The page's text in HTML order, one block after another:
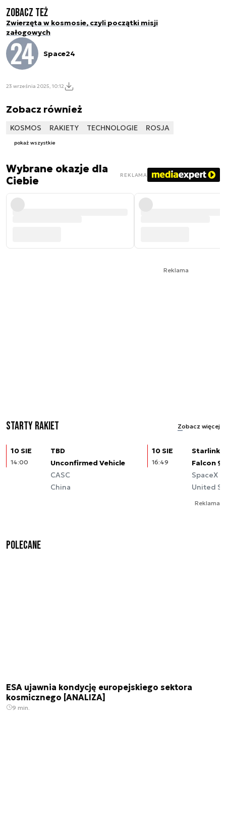
Zobacz też
Zwierzęta w kosmosie, czyli początki misji
załogowych
Space24
23 września 2025, 10:12
Zobacz również
KOSMOS RAKIETY TECHNOLOGIE ROSJA
pokaż wszystkie
Wybrane okazje dla
Ciebie
REKLAMA
Reklama
Starty rakiet Zobacz więcej
10 SIE
14:00
TBD
Unconfirmed Vehicle
CASC
China
10 SIE
16:49
Starlink
Falcon 9
SpaceX
United
Reklama
Polecane
ESA ujawnia kondycję europejskiego sektora
kosmicznego [ANALIZA]
9 min.